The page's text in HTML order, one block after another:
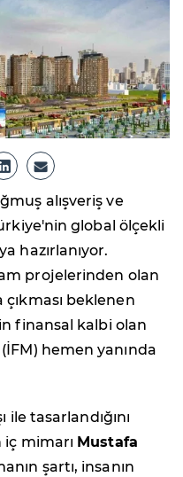
alışveriş ve
global ölçekli
hazırlanıyor.
projelerinden olan
çıkması beklenen
finansal kalbi olan
hemen yanında
ile tasarlandığını
iç mimarı Mustafa
şartı, insanın